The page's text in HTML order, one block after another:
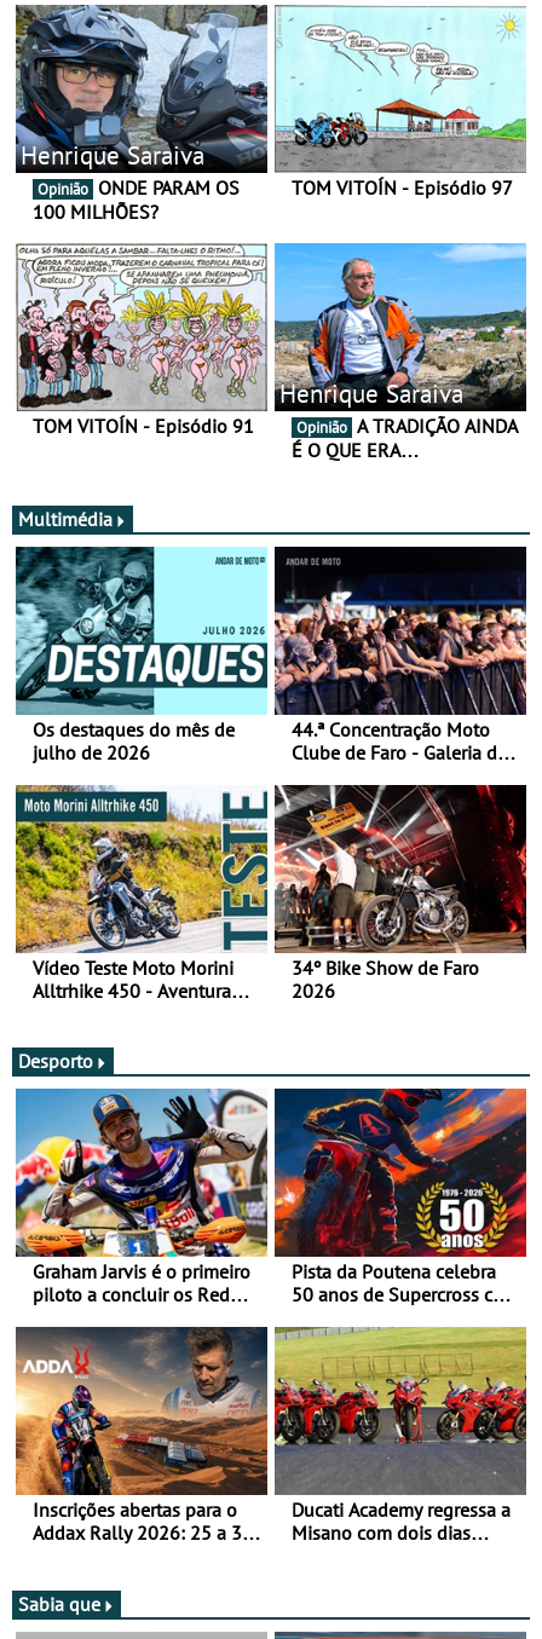
Henrique Saraiva
Opinião
100 MILHÕES?
TOM VITOÍN - Episódio 97
TOM VITOÍN - Episódio 91
Henrique Saraiva
Opinião
É O QUE ERA…
Multimédia
Os destaques do mês de
julho de 2026
44.ª Concentração Moto
Clube de Faro - Galeria de
Vídeo Teste Moto Morini
Alltrhike 450 - Aventura
34º Bike Show de Faro
2026
Desporto
Graham Jarvis é o primeiro
piloto a concluir os Red
moto elétrica
Pista da Poutena celebra
50 anos de Supercross com
de agosto
Inscrições abertas para o
Addax Rally 2026: 25 a 30
Bianchi Prata
Ducati Academy regressa a
Misano com dois dias
Circuit
Sabia que